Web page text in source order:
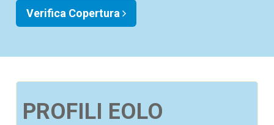
Verifica Copertura
PROFILI EOLO